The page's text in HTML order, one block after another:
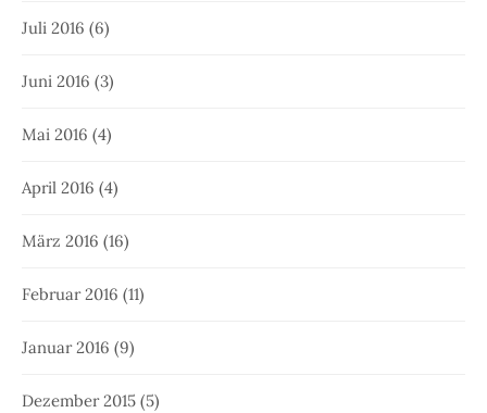
Juli 2016 (6)
Juni 2016 (3)
Mai 2016 (4)
April 2016 (4)
März 2016 (16)
Februar 2016 (11)
Januar 2016 (9)
Dezember 2015 (5)